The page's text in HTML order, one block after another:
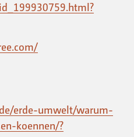
erde-umwelt/warum-
koennen/?